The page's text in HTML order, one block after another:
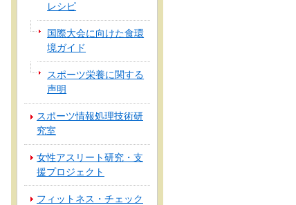
レシピ
国際大会に向けた食環
境ガイド
スポーツ栄養に関する
声明
スポーツ情報処理技術研
究室
女性アスリート研究・支
援プロジェクト
フィットネス・チェック